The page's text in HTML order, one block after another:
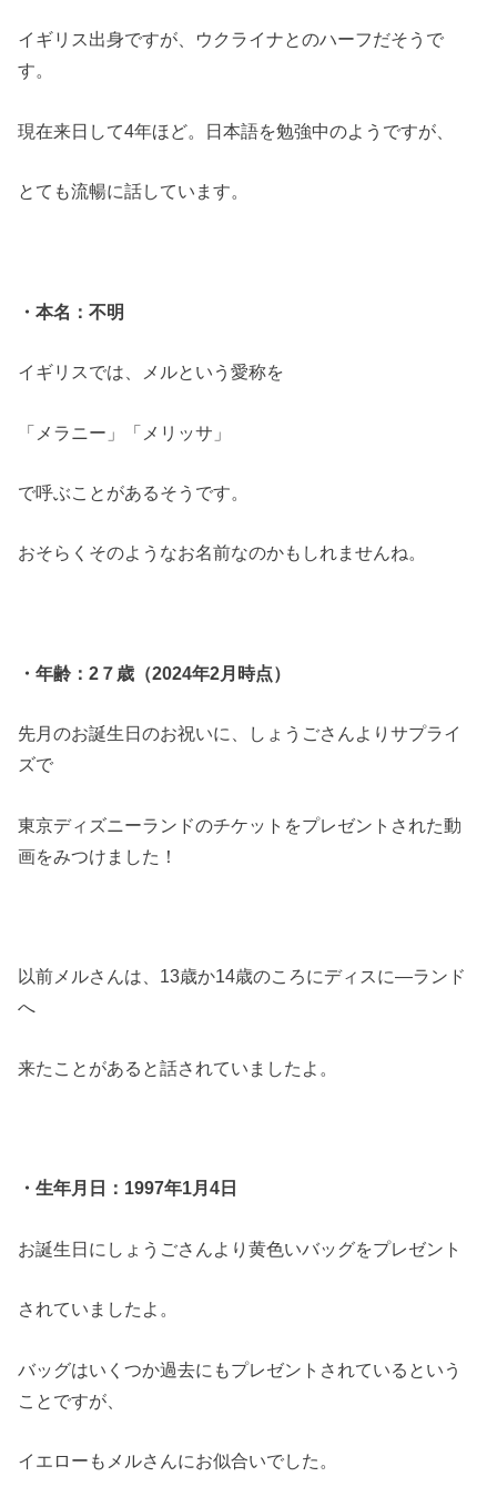
イギリス出身ですが、ウクライナとのハーフだそうで
す。
現在来日して4年ほど。日本語を勉強中のようですが、
とても流暢に話しています。
・本名：不明
イギリスでは、メルという愛称を
「メラニー」「メリッサ」
で呼ぶことがあるそうです。
おそらくそのようなお名前なのかもしれませんね。
・年齢：2７歳（2024年2月時点）
先月のお誕生日のお祝いに、しょうごさんよりサプライ
ズで
東京ディズニーランドのチケットをプレゼントされた動
画をみつけました！
以前メルさんは、13歳か14歳のころにディスに―ランド
へ
来たことがあると話されていましたよ。
・生年月日：1997年1月4日
お誕生日にしょうごさんより黄色いバッグをプレゼント
されていましたよ。
バッグはいくつか過去にもプレゼントされているという
ことですが、
イエローもメルさんにお似合いでした。